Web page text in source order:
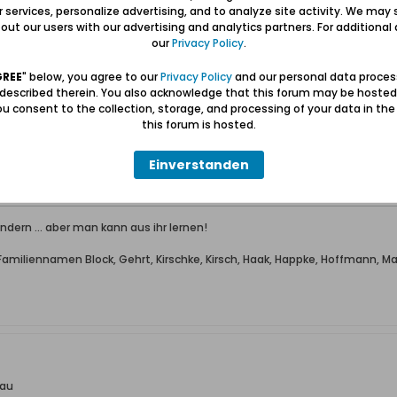
Plan/Mapa.aspx. Dort findest Du den heutigen
englisch anzeigbar.
... aber man kann aus ihr lernen!
Block, Gehrt, Kirschke, Kirsch, Haak, Happke, Hoffmann,
services, personalize advertising, and to analyze site activity. We may
our users with our advertising and analytics partners. For additional
ourPrivacy Policy.
" below, you agree to ourPrivacy Policyand our personal data
therein. You also acknowledge that this forum may be
consent to the collection, storage, and processing of your data in
this forum is hosted.
Einverstanden